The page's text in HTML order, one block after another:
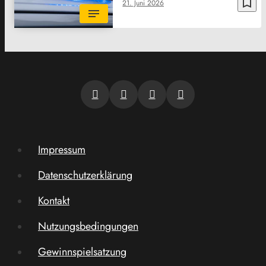
21. Juni 2026
Impressum
Datenschutzerklärung
Kontakt
Nutzungsbedingungen
Gewinnspielsatzung